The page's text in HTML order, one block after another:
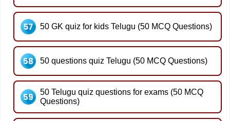
50 GK quiz for kids Telugu (50 MCQ Questions)
50 questions quiz Telugu (50 MCQ Questions)
50 Telugu quiz questions for exams (50 MCQ
Questions)